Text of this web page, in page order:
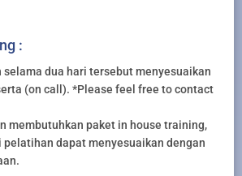
:
dua hari tersebut menyesuaikan
(on call). *Please feel free to contact
membutuhkan paket in house training,
dapat menyesuaikan dengan